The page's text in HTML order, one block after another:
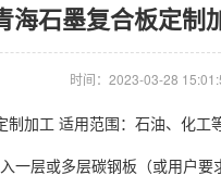
海石墨复合板定制
时间：2023-03-28
制加工 适用范围：石油、化工
一层或多层碳钢板（或用户要